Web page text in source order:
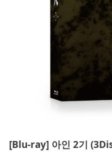
[Blu-ray] 아인 2기